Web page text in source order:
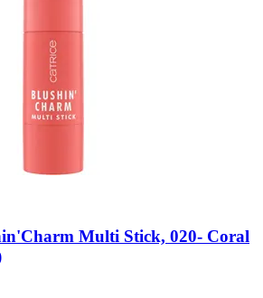
Multi Stick, 020-​ Coral